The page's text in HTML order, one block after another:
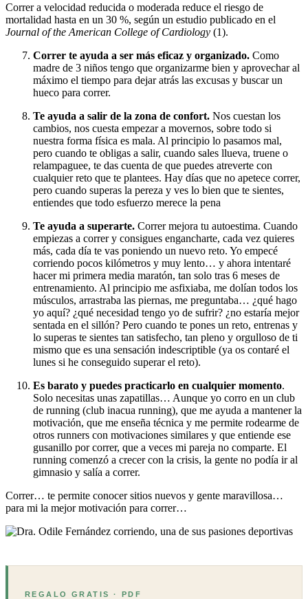
Correr a velocidad reducida o moderada reduce el riesgo de
mortalidad hasta en un 30 %, según un estudio publicado en el
Journal of the American College of Cardiology (1).
Correr te ayuda a ser más eficaz y organizado. Como
madre de 3 niños tengo que organizarme bien y aprovechar al
máximo el tiempo para dejar atrás las excusas y buscar un
hueco para correr.
Te ayuda a salir de la zona de confort. Nos cuestan los
cambios, nos cuesta empezar a movernos, sobre todo si
nuestra forma física es mala. Al principio lo pasamos mal,
pero cuando te obligas a salir, cuando sales llueva, truene o
relampaguee, te das cuenta de que puedes atreverte con
cualquier reto que te plantees. Hay días que no apetece correr,
pero cuando superas la pereza y ves lo bien que te sientes,
entiendes que todo esfuerzo merece la pena
Te ayuda a superarte. Correr mejora tu autoestima. Cuando
empiezas a correr y consigues engancharte, cada vez quieres
más, cada día te vas poniendo un nuevo reto. Yo empecé
corriendo pocos kilómetros y muy lento… y ahora intentaré
hacer mi primera media maratón, tan solo tras 6 meses de
entrenamiento. Al principio me asfixiaba, me dolían todos los
músculos, arrastraba las piernas, me preguntaba… ¿qué hago
yo aquí? ¿qué necesidad tengo yo de sufrir? ¿no estaría mejor
sentada en el sillón? Pero cuando te pones un reto, entrenas y
lo superas te sientes tan satisfecho, tan pleno y orgulloso de ti
mismo que es una sensación indescriptible (ya os contaré el
lunes si he conseguido superar el reto).
Es barato y puedes practicarlo en cualquier momento.
Solo necesitas unas zapatillas… Aunque yo corro en un club
de running (club inacua running), que me ayuda a mantener la
motivación, que me enseña técnica y me permite rodearme de
otros runners con motivaciones similares y que entiende ese
gusanillo por correr, que a veces mi pareja no comparte. El
running comenzó a crecer con la crisis, la gente no podía ir al
gimnasio y salía a correr.
Correr… te permite conocer sitios nuevos y gente maravillosa…
para mi la mejor motivación para correr…
REGALO GRATIS · PDF